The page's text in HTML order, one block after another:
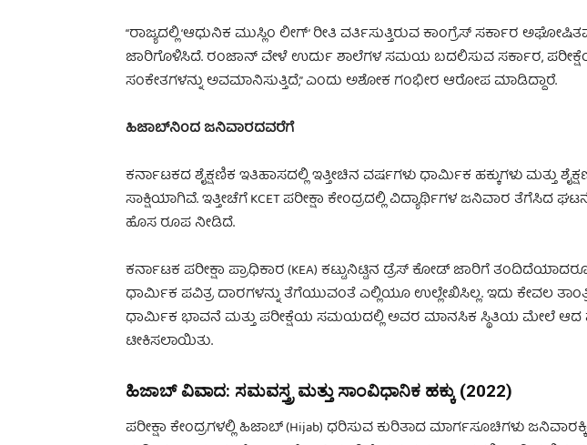
“ರಾಜ್ಯದಲ್ಲಿ ‘ಆಧುನಿಕ ಮುಸ್ಲಿಂ ಲೀಗ್’ ರೀತಿ ವರ್ತಿಸುತ್ತಿರುವ ಕಾಂಗ್ರೆಸ್ ಸರ್ಕಾರ
ಜಾರಿಗೊಳಿಸಿದೆ. ರಂಜಾನ್ ವೇಳೆ ಉರ್ದು ಶಾಲೆಗಳ ಸಮಯ ಬದಲಿಸುವ ಸರ್ಕಾರ,
ಸಂಕೇತಗಳನ್ನು ಅವಮಾನಿಸುತ್ತಿದೆ,” ಎಂದು ಅಶೋಕ ಗಂಭೀರ ಆರೋಪ ಮಾಡಿದ್ದಾರೆ.
ಹಿಜಾಬ್‌ನಿಂದ ಜನಿವಾರದವರೆಗೆ
ಕರ್ನಾಟಕದ ಶೈಕ್ಷಣಿಕ ಇತಿಹಾಸದಲ್ಲಿ ಇತ್ತೀಚಿನ ವರ್ಷಗಳು ಧಾರ್ಮಿಕ ಹಕ್ಕುಗಳು ಮತ್ತು
ಸಾಕ್ಷಿಯಾಗಿವೆ. ಇತ್ತೀಚೆಗೆ KCET ಪರೀಕ್ಷಾ ಕೇಂದ್ರದಲ್ಲಿ ವಿದ್ಯಾರ್ಥಿಗಳ ಜನಿವಾರ
ಹೊಸ ರೂಪ ನೀಡಿದೆ.
ಕರ್ನಾಟಕ ಪರೀಕ್ಷಾ ಪ್ರಾಧಿಕಾರ (KEA) ಕಟ್ಟುನಿಟ್ಟಿನ ಡ್ರೆಸ್ ಕೋಡ್ ಜಾರಿಗೆ
ಧಾರ್ಮಿಕ ಪವಿತ್ರ ದಾರಗಳನ್ನು ತೆಗೆಯುವಂತೆ ಎಲ್ಲಿಯೂ ಉಲ್ಲೇಖಿಸಿಲ್ಲ. ಇದು ಕೇವಲ
ಧಾರ್ಮಿಕ ಭಾವನೆ ಮತ್ತು ಪರೀಕ್ಷೆಯ ಸಮಯದಲ್ಲಿ ಅವರ ಮಾನಸಿಕ ಸ್ಥಿತಿಯ ಮೇಲೆ ಆದ
ಟೀಕಿಸಲಾಯಿತು.
ಹಿಜಾಬ್ ವಿವಾದ: ಸಮವಸ್ತ್ರ ಮತ್ತು ಸಾಂವಿಧಾನಿಕ ಹಕ್ಕು (2022)
ಪರೀಕ್ಷಾ ಕೇಂದ್ರಗಳಲ್ಲಿ ಹಿಜಾಬ್ (Hijab) ಧರಿಸುವ ಕುರಿತಾದ ಮಾರ್ಗಸೂಚಿಗಳು